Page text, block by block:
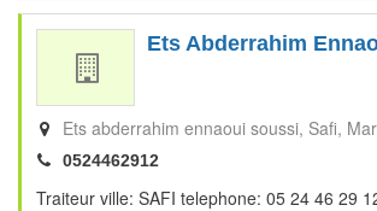
Ets Abderrahim
Ets abderrahim ennaoui soussi Safi
0524462912
Traiteur ville: SAFI telephone: 05 24 46 29